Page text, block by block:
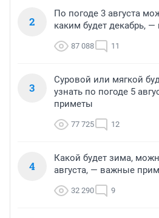
2
По погоде 3 августа
каким будет декабрь,
87 088 11
3
Суровой или мягкой
узнать по погоде 5
приметы
77 725 12
4
Какой будет зима,
августа, — важные
32 290 9